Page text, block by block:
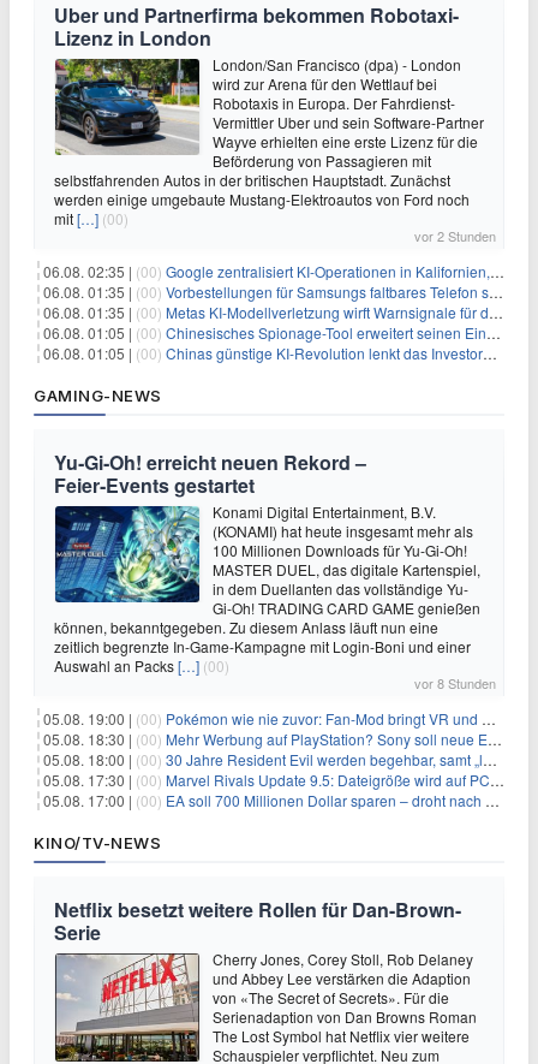
Uber und Partnerfirma bekommen Robotaxi-
Lizenz in London
London/San Francisco (dpa) - London
wird zur Arena für den Wettlauf bei
Robotaxis in Europa. Der Fahrdienst-
Vermittler Uber und sein Software-Partner
Wayve erhielten eine erste Lizenz für die
Beförderung von Passagieren mit
selbstfahrenden Autos in der britischen Hauptstadt. Zunächst
werden einige umgebaute Mustang-Elektroautos von Ford noch
mit[…] (00)
vor 2 Stunden
06.08. 02:35 | (00) Google zentralisiert KI-Operationen in Kalifornien, um Rivale Anthropic und OpenAI zu überholen
06.08. 01:35 | (00) Vorbestellungen für Samsungs faltbares Telefon steigen um 30 % in einem wettbewerbsintensiven Markt
06.08. 01:35 | (00) Metas KI-Modellverletzung wirft Warnsignale für die Technologieaufsicht auf
06.08. 01:05 | (00) Chinesisches Spionage-Tool erweitert seinen Einfluss auf 13 Länder und weckt Sicherheitsbedenken
06.08. 01:05 | (00) Chinas günstige KI-Revolution lenkt das Investoreninteresse auf Internet-Riesen
GAMING-NEWS
Yu‑Gi‑Oh! erreicht neuen Rekord –
Feier‑Events gestartet
Konami Digital Entertainment, B.V.
(KONAMI) hat heute insgesamt mehr als
100 Millionen Downloads für Yu-Gi-Oh!
MASTER DUEL, das digitale Kartenspiel,
in dem Duellanten das vollständige Yu-
Gi-Oh! TRADING CARD GAME genießen
können, bekanntgegeben. Zu diesem Anlass läuft nun eine
zeitlich begrenzte In-Game-Kampagne mit Login-Boni und einer
Auswahl an Packs[…] (00)
vor 8 Stunden
05.08. 19:00 | (00) Pokémon wie nie zuvor: Fan-Mod bringt VR und Ego-Perspektive nach Kanto
05.08. 18:30 | (00) Mehr Werbung auf PlayStation? Sony soll neue Einnahmequellen prüfen
05.08. 18:00 | (00) 30 Jahre Resident Evil werden begehbar, samt „lebensgroßem Leon“
05.08. 17:30 | (00) Marvel Rivals Update 9.5: Dateigröße wird auf PC und Konsolen deutlich reduziert
05.08. 17:00 | (00) EA soll 700 Millionen Dollar sparen – droht nach der Übernahme die nächste Entlassungswelle?
KINO/TV-NEWS
Netflix besetzt weitere Rollen für Dan-Brown-
Serie
Cherry Jones, Corey Stoll, Rob Delaney
und Abbey Lee verstärken die Adaption
von «The Secret of Secrets». Für die
Serienadaption von Dan Browns Roman
The Lost Symbol hat Netflix vier weitere
Schauspieler verpflichtet. Neu zum